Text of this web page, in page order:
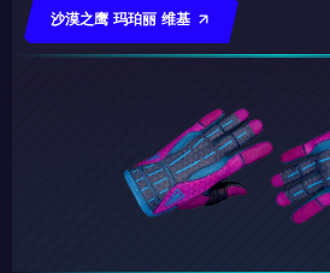
沙漠之鹰 玛珀丽 维基